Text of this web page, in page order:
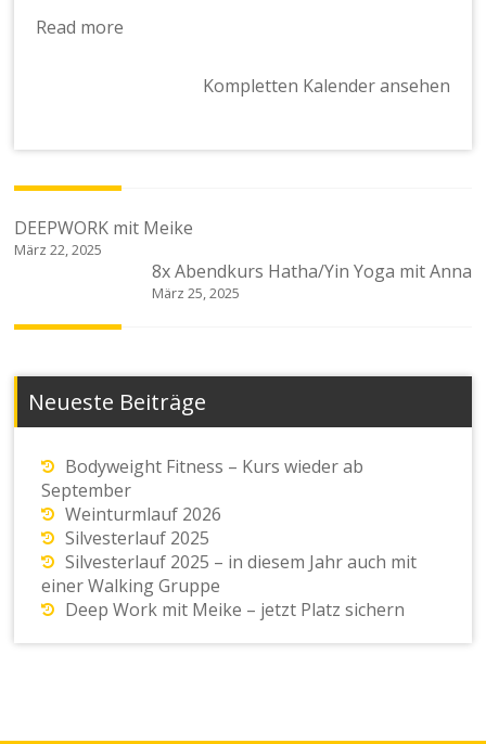
Bad
Read more
Kompletten Kalender ansehen
Beitragsnavigation
DEEPWORK mit Meike
März 22, 2025
8x Abendkurs Hatha/Yin Yoga mit Anna
März 25, 2025
Neueste Beiträge
Bodyweight Fitness – Kurs wieder ab
September
Weinturmlauf 2026
Silvesterlauf 2025
Silvesterlauf 2025 – in diesem Jahr auch mit
einer Walking Gruppe
Deep Work mit Meike – jetzt Platz sichern